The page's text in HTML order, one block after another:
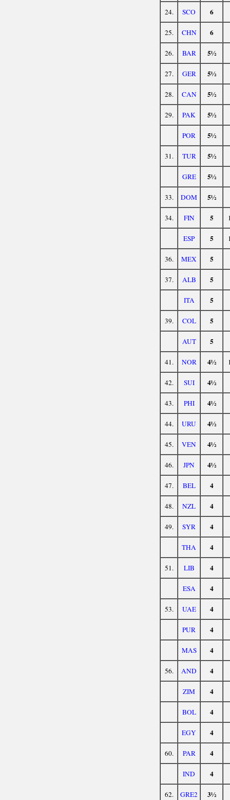
24. SCO 6
25. CHN 6
26. BAR 5½
27. GER 5½
28. CAN 5½
29. PAK 5½
POR 5½
31. TUR 5½
GRE 5½
33. DOM 5½
34. FIN 5
ESP 5
36. MEX 5
37. ALB 5
ITA 5
39. COL 5
AUT 5
41. NOR 4½
42. SUI 4½
43. PHI 4½
44. URU 4½
45. VEN 4½
46. JPN 4½
47. BEL 4
48. NZL 4
49. SYR 4
THA 4
51. LIB 4
ESA 4
53. UAE 4
PUR 4
MAS 4
56. AND 4
ZIM 4
BOL 4
EGY 4
60. PAR 4
IND 4
62. GRE2 3½